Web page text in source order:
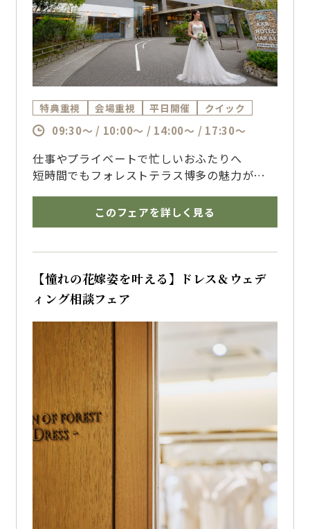
特典重視 会場重視 平日開催 クイック
09:30～ / 10:00～ / 14:00～ / 17:30～
仕事やプライベートで忙しいおふたりへ
短時間でもフォレストテラス博多の魅力がしっ
気になるポイントを中心にご案内いたします
博多で結婚式を挙げるならザ・フォレストテラ
このフェアを詳しく見る
【憧れの花嫁姿を叶える】ドレス＆ウェデ
ィング相談フェア